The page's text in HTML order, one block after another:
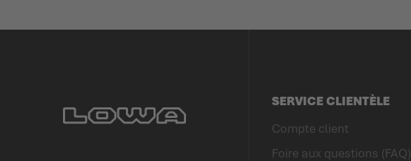
SERVICE CLIENTÈLE
Compte client
Foire aux questions (FAQ)